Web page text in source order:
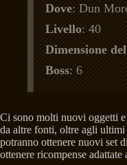
Dove: Dun
Livello: 40
Dimensione
Boss: 6
Ci sono molti nuovi oggetti
da altre fonti, oltre agli ultimi
potranno ottenere nuovi set
ottenere ricompense